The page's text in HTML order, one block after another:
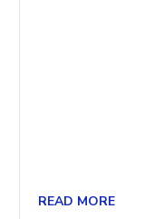
READ MORE